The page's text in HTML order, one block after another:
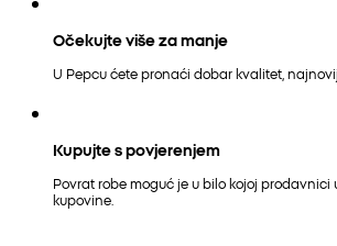
Očekujte više za manje
U Pepcu ćete pronaći dobar kvalitet,
Kupujte s povjerenjem
Povrat robe moguć je u bilo kojoj prodavnici
kupovine.